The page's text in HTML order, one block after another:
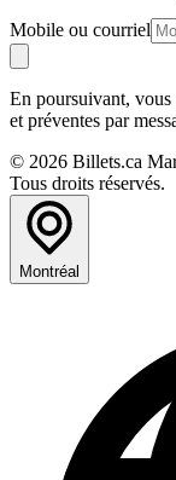
Mobile ou courriel
En poursuivant,
et préventes par
© 2026 Billets.ca
Tous droits réservés.
Montréal